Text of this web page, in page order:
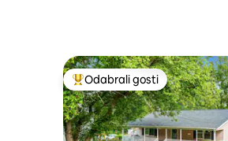
Među najviše rangiranima s
Odabrali gosti